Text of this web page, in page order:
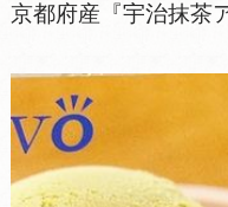
京都府産『宇治抹茶